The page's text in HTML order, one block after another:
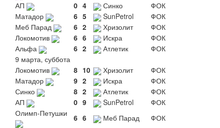
АП
0 4 Синко
ФОК
Матадор
6 5 SunPetrol
ФОК
Меб Парад
6 2 Хризолит
ФОК
Локомотив
6 6 Искра
ФОК
Альфа
6 2 Атлетик
ФОК
9 марта, суббота
Локомотив
8 10 Хризолит
ФОК
Матадор
9 2 Искра
ФОК
Синко
8 2 Атлетик
ФОК
АП
0 9 SunPetrol
ФОК
Олимп-Петушки
6 6 Меб Парад
ФОК